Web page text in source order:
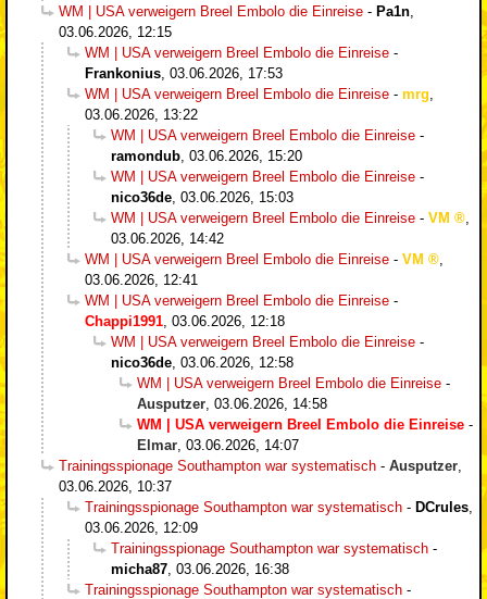
WM | USA verweigern Breel Embolo die Einreise - Pa1n
03.06.2026, 12:15
WM | USA verweigern Breel Embolo die Einreise -
Frankonius 03.06.2026, 17:53
WM | USA verweigern Breel Embolo die Einreise - mrg
03.06.2026, 13:22
WM | USA verweigern Breel Embolo die Einreise -
ramondub 03.06.2026, 15:20
WM | USA verweigern Breel Embolo die Einreise -
nico36de 03.06.2026, 15:03
WM | USA verweigern Breel Embolo die Einreise - VM
03.06.2026, 14:42
WM | USA verweigern Breel Embolo die Einreise - VM
03.06.2026, 12:41
WM | USA verweigern Breel Embolo die Einreise -
Chappi1991 03.06.2026, 12:18
WM | USA verweigern Breel Embolo die Einreise -
nico36de 03.06.2026, 12:58
WM | USA verweigern Breel Embolo die Einreise -
Ausputzer 03.06.2026, 14:58
WM | USA verweigern Breel Embolo die Einreise -
Elmar 03.06.2026, 14:07
Trainingsspionage Southampton war systematisch - Ausputzer
03.06.2026, 10:37
Trainingsspionage Southampton war systematisch - DCrules
03.06.2026, 12:09
Trainingsspionage Southampton war systematisch -
micha87 03.06.2026, 16:38
Trainingsspionage Southampton war systematisch -